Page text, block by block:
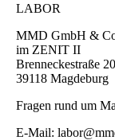
LABOR
MMD GmbH &
im ZENIT II
Brenneckestraße 20
39118 Magdeburg
Fragen rund um
E-Mail: